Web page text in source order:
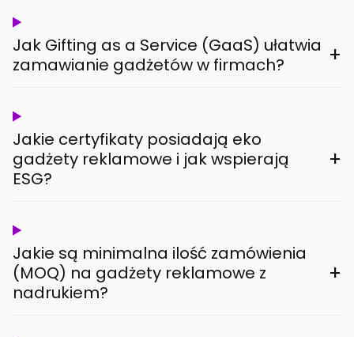
Jak Gifting as a Service (GaaS) ułatwia
zamawianie gadżetów w firmach?
+
Jakie certyfikaty posiadają eko
gadżety reklamowe i jak wspierają
ESG?
+
Jakie są minimalna ilość zamówienia
(MOQ) na gadżety reklamowe z
nadrukiem?
+